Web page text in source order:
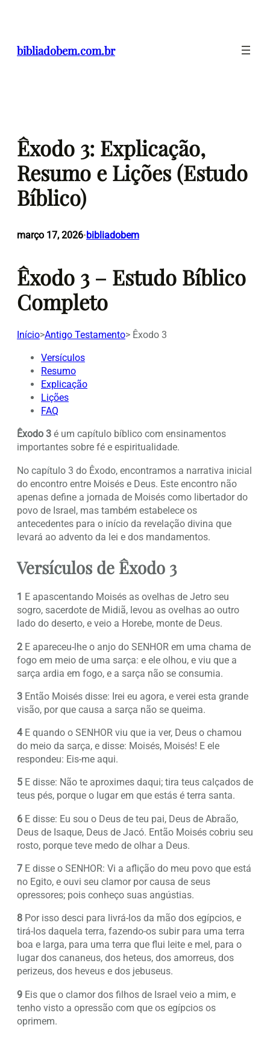
conteúdo
bibliadobem.com.br
Êxodo 3: Explicação,
Resumo e Lições (Estudo
Bíblico)
março 17, 2026•bibliadobem
Êxodo 3 – Estudo Bíblico
Completo
Início>Antigo Testamento> Êxodo 3
Versículos
Resumo
Explicação
Lições
FAQ
Êxodo 3 é um capítulo bíblico com ensinamentos
importantes sobre fé e espiritualidade.
No capítulo 3 do Êxodo, encontramos a narrativa inicial
do encontro entre Moisés e Deus. Este encontro não
apenas define a jornada de Moisés como libertador do
povo de Israel, mas também estabelece os
antecedentes para o início da revelação divina que
levará ao advento da lei e dos mandamentos.
Versículos de Êxodo 3
1 E apascentando Moisés as ovelhas de Jetro seu
sogro, sacerdote de Midiã, levou as ovelhas ao outro
lado do deserto, e veio a Horebe, monte de Deus.
2 E apareceu-lhe o anjo do SENHOR em uma chama de
fogo em meio de uma sarça: e ele olhou, e viu que a
sarça ardia em fogo, e a sarça não se consumia.
3 Então Moisés disse: Irei eu agora, e verei esta grande
visão, por que causa a sarça não se queima.
4E quando o SENHOR viu que ia ver, Deus o chamou
do meio da sarça, e disse: Moisés, Moisés! E ele
respondeu: Eis-me aqui.
5 E disse: Não te aproximes daqui; tira teus calçados de
teus pés, porque o lugar em que estás é terra santa.
6 E disse: Eu sou o Deus de teu pai, Deus de Abraão,
Deus de Isaque, Deus de Jacó. Então Moisés cobriu seu
rosto, porque teve medo de olhar a Deus.
7 E disse o SENHOR: Vi a aflição do meu povo que está
no Egito, e ouvi seu clamor por causa de seus
opressores; pois conheço suas angústias.
8 Por isso desci para livrá-los da mão dos egípcios, e
tirá-los daquela terra, fazendo-os subir para uma terra
boa e larga, para uma terra que flui leite e mel, para o
lugar dos cananeus, dos heteus, dos amorreus, dos
perizeus, dos heveus e dos jebuseus.
9 Eis que o clamor dos filhos de Israel veio a mim, e
tenho visto a opressão com que os egípcios os
oprimem.